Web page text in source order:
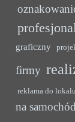
graficzny
firmy
reklama do lokalu
na samochód